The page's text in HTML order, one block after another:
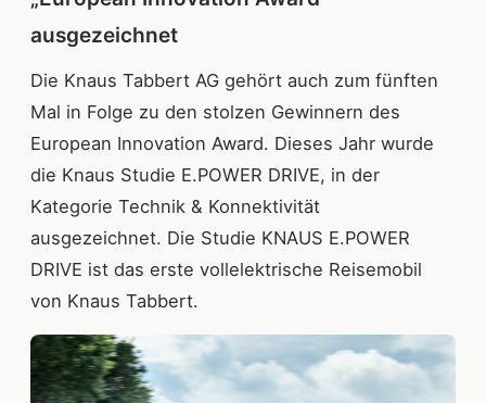
ausgezeichnet
Die Knaus Tabbert AG gehört auch zum fünften
Mal in Folge zu den stolzen Gewinnern des
European Innovation Award. Dieses Jahr wurde
die Knaus Studie E.POWER DRIVE, in der
Kategorie Technik & Konnektivität
ausgezeichnet. Die Studie KNAUS E.POWER
DRIVE ist das erste vollelektrische Reisemobil
von Knaus Tabbert.